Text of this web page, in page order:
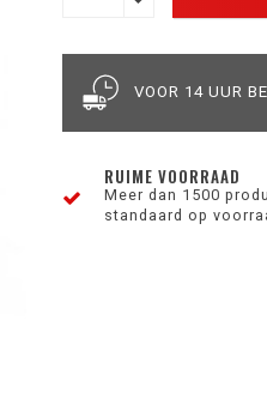
VOOR 14 UUR
RUIME VOORRAAD
Meer dan 1500
standaard op